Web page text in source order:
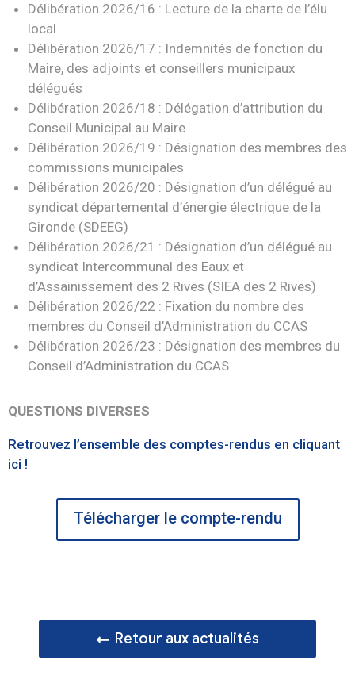
Délibération 2026/16 : Lecture de la charte de l’élu
local
Délibération 2026/17 : Indemnités de fonction du
Maire, des adjoints et conseillers municipaux
délégués
Délibération 2026/18 : Délégation d’attribution du
Conseil Municipal au Maire
Délibération 2026/19 : Désignation des membres des
commissions municipales
Délibération 2026/20 : Désignation d’un délégué au
syndicat départemental d’énergie électrique de la
Gironde (SDEEG)
Délibération 2026/21 : Désignation d’un délégué au
syndicat Intercommunal des Eaux et
d’Assainissement des 2 Rives (SIEA des 2 Rives)
Délibération 2026/22 : Fixation du nombre des
membres du Conseil d’Administration du CCAS
Délibération 2026/23 : Désignation des membres du
Conseil d’Administration du CCAS
QUESTIONS DIVERSES
Retrouvez l’ensemble des comptes-rendus en cliquant
ici !
Télécharger le compte-rendu
Retour aux actualités